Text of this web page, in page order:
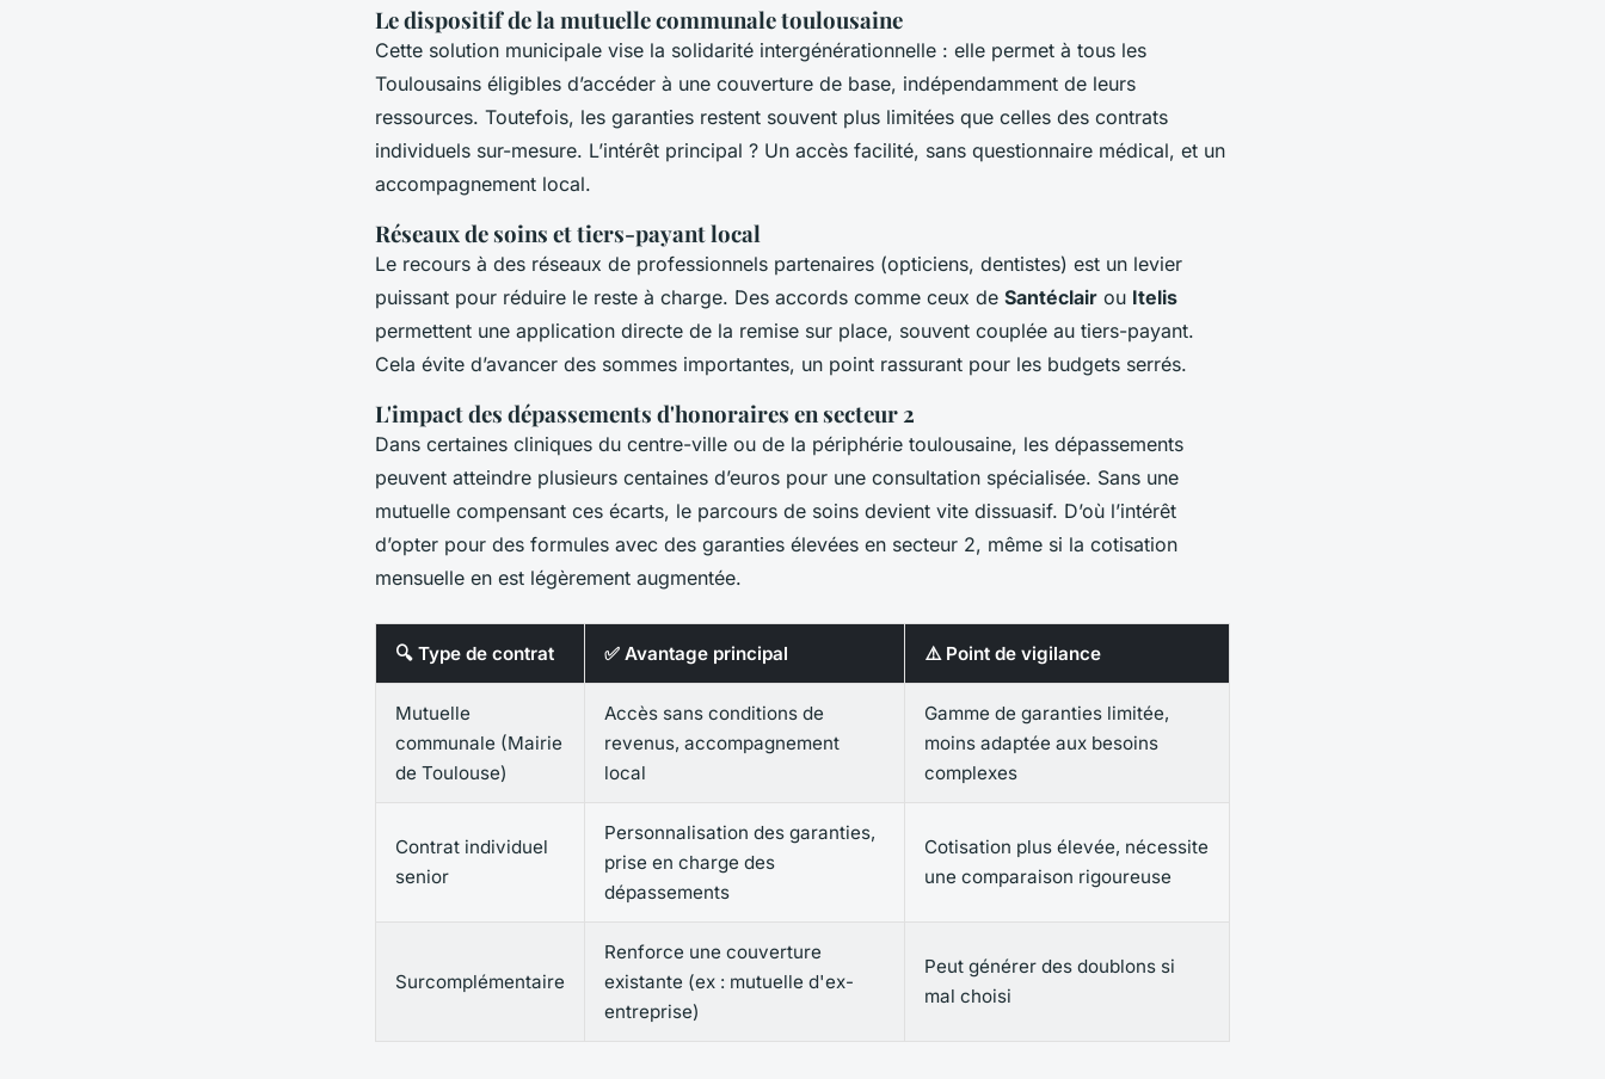
Le dispositif de la mutuelle communale toulousaine
Cette solution municipale vise la solidarité intergénérationnelle : elle permet à tous les
Toulousains éligibles d’accéder à une couverture de base, indépendamment de leurs
ressources. Toutefois, les garanties restent souvent plus limitées que celles des contrats
individuels sur-mesure. L’intérêt principal ? Un accès facilité, sans questionnaire médical, et un
accompagnement local.
Réseaux de soins et tiers-payant local
Le recours à des réseaux de professionnels partenaires (opticiens, dentistes) est un levier
puissant pour réduire le reste à charge. Des accords comme ceux de Santéclair ou Itelis
permettent une application directe de la remise sur place, souvent couplée au tiers-payant.
Cela évite d’avancer des sommes importantes, un point rassurant pour les budgets serrés.
L'impact des dépassements d'honoraires en secteur 2
Dans certaines cliniques du centre-ville ou de la périphérie toulousaine, les dépassements
peuvent atteindre plusieurs centaines d’euros pour une consultation spécialisée. Sans une
mutuelle compensant ces écarts, le parcours de soins devient vite dissuasif. D’où l’intérêt
d’opter pour des formules avec des garanties élevées en secteur 2, même si la cotisation
mensuelle en est légèrement augmentée.
🔍 Type de contrat ✅ Avantage principal ⚠️ Point de vigilance
Mutuelle
communale (Mairie
de Toulouse)
Accès sans conditions de
revenus, accompagnement
local
Gamme de garanties limitée,
moins adaptée aux besoins
complexes
Contrat individuel
senior
Personnalisation des garanties,
prise en charge des
dépassements
Cotisation plus élevée, nécessite
une comparaison rigoureuse
Surcomplémentaire
Renforce une couverture
existante (ex : mutuelle d'ex-
entreprise)
Peut générer des doublons si
mal choisi